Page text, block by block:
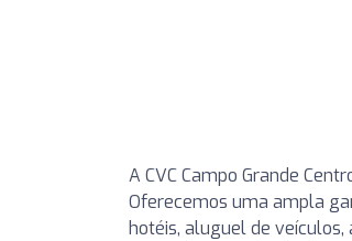
A CVC Campo Grande
Oferecemos uma ampla
hotéis, aluguel de